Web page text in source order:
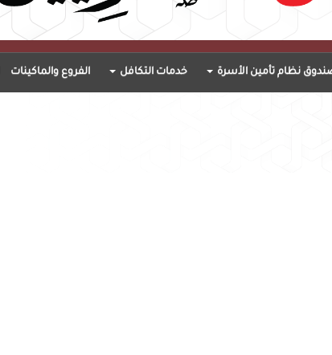
نظام تأمين الأسرة خدمات التكافل الفروع والماكينات